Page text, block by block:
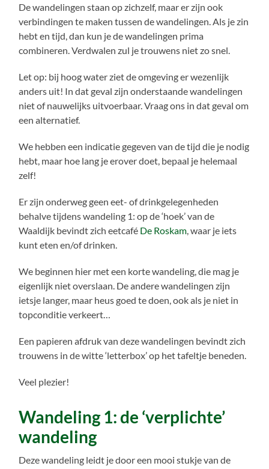
De wandelingen staan op zichzelf, maar er zijn ook
verbindingen te maken tussen de wandelingen. Als je zin
hebt en tijd, dan kun je de wandelingen prima
combineren. Verdwalen zul je trouwens niet zo snel.
Let op: bij hoog water ziet de omgeving er wezenlijk
anders uit! In dat geval zijn onderstaande wandelingen
niet of nauwelijks uitvoerbaar. Vraag ons in dat geval om
een alternatief.
We hebben een indicatie gegeven van de tijd die je nodig
hebt, maar hoe lang je erover doet, bepaal je helemaal
zelf!
Er zijn onderweg geen eet- of drinkgelegenheden
behalve tijdens wandeling 1: op de ‘hoek’ van de
Waaldijk bevindt zich eetcafé De Roskam , waar je iets
kunt eten en/of drinken.
We beginnen hier met een korte wandeling, die mag je
eigenlijk niet overslaan. De andere wandelingen zijn
ietsje langer, maar heus goed te doen, ook als je niet in
topconditie verkeert…
Een papieren afdruk van deze wandelingen bevindt zich
trouwens in de witte ‘letterbox’ op het tafeltje beneden.
Veel plezier!
Wandeling 1: de ‘verplichte’
wandeling
Deze wandeling leidt je door een mooi stukje van de